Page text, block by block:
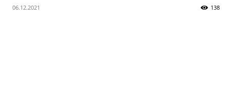
06.12.2021 138